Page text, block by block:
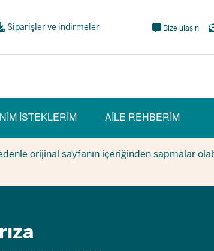
Siparişler ve indirmeler
Meta
Social
Bize ulaşın
ISTEKLERIM AILE REHBERIM
orijinal sayfanın içeriğinden sapmalar